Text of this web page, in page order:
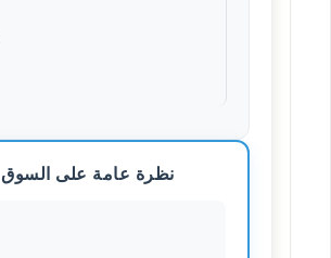
نظرة عامة على السوق